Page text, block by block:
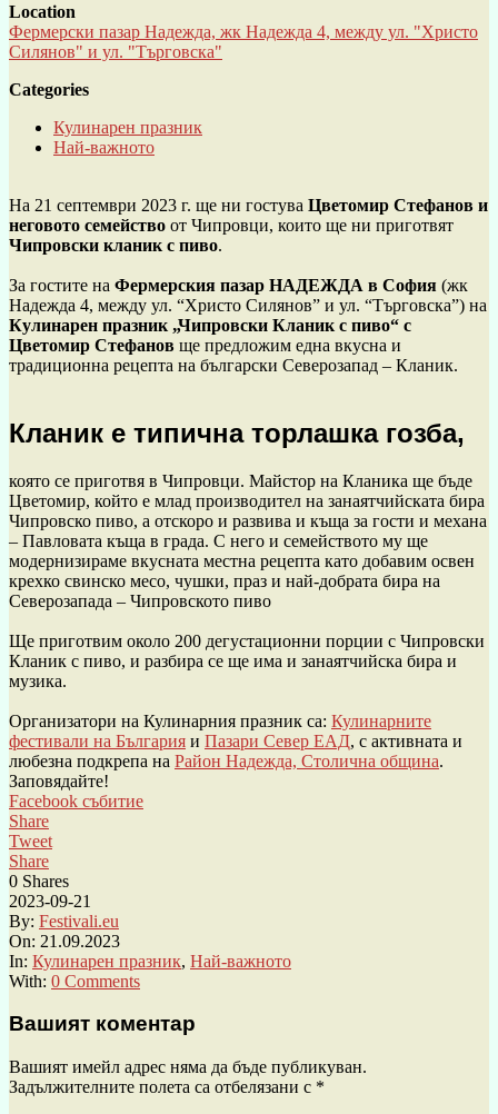
Location
Фермерски пазар Надежда, жк Надежда 4, между ул. "Христо
Силянов" и ул. "Търговска"
Categories
Кулинарен празник
Най-важното
На 21 септември 2023 г. ще ни гостува Цветомир Стефанов и
неговото семейство от Чипровци, които ще ни приготвят
Чипровски кланик с пиво.
За гостите на Фермерския пазар НАДЕЖДА в София (жк
Надежда 4, между ул. “Христо Силянов” и ул. “Търговска”) на
Кулинарен празник „Чипровски Кланик с пиво“ с
Цветомир Стефанов ще предложим една вкусна и
традиционна рецепта на български Северозапад – Кланик.
Кланик е типична торлашка гозба,
която се приготвя в Чипровци. Майстор на Кланика ще бъде
Цветомир, който е млад производител на занаятчийската бира
Чипровско пиво, а отскоро и развива и къща за гости и механа
– Павловата къща в града. С него и семейството му ще
модернизираме вкусната местна рецепта като добавим освен
крехко свинско месо, чушки, праз и най-добрата бира на
Северозапада – Чипровското пиво
Ще приготвим около 200 дегустационни порции с Чипровски
Кланик с пиво, и разбира се ще има и занаятчийска бира и
музика.
Организатори на Кулинарния празник са: Кулинарните
фестивали на България и Пазари Север ЕАД, с активната и
любезна подкрепа на Район Надежда, Столична община.
Заповядайте!
Facebook събитие
Share
Tweet
Share
0 Shares
2023-09-21
By: Festivali.eu
On: 21.09.2023
In: Кулинарен празник, Най-важното
With: 0 Comments
Вашият коментар
Вашият имейл адрес няма да бъде публикуван.
Задължителните полета са отбелязани с *